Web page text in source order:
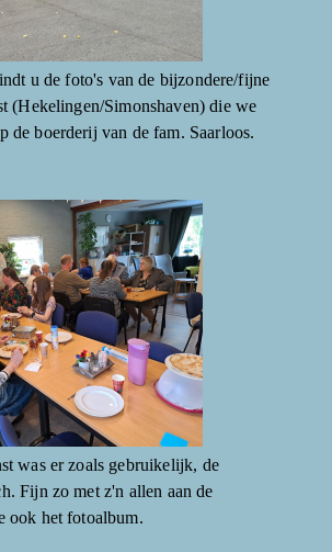
u de foto's van de bijzondere/fijne
(Hekelingen/Simonshaven) die we
de boerderij van de fam. Saarloos.
was er zoals gebruikelijk, de
Fijn zo met z'n allen aan de
ook het fotoalbum.